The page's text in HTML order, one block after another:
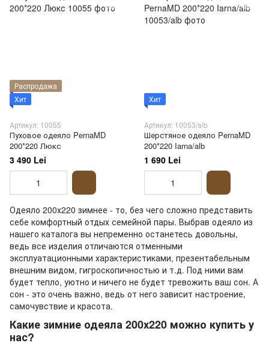
Распродажа
Хит
Артикул: 10055
Пуховое одеяло PernaMD
200*220 Люкс
3 490 Lei
Хит
Артикул: 10053/alb
Шерстяное одеяло PernaMD
200*220 Iarna/alb
1 690 Lei
Одеяло 200х220 зимнее - то, без чего сложно представить
себе комфортный отдых семейной пары. Выбрав одеяло из
нашего каталога вы непременно останетесь довольны,
ведь все изделия отличаются отменными
эксплуатационными характеристиками, презентабельным
внешним видом, гигроскопичностью и т.д. Под ними вам
будет тепло, уютно и ничего не будет тревожить ваш сон. А
сон - это очень важно, ведь от него зависит настроение,
самочувствие и красота.
Какие зимние одеяла 200х220 можно купить у
нас?